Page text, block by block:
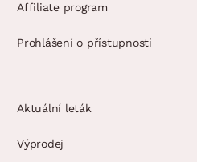
Affiliate program
Prohlášení o přístupnosti
Aktuální leták
Výprodej